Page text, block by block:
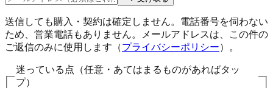
送信しても購入・契約は確定しません。電話番号を伺わない
ため、営業電話もありません。メールアドレスは、この件の
ご返信のみに使用します（プライバシーポリシー）。
迷っている点（任意・あてはまるものがあればタッ
プ）